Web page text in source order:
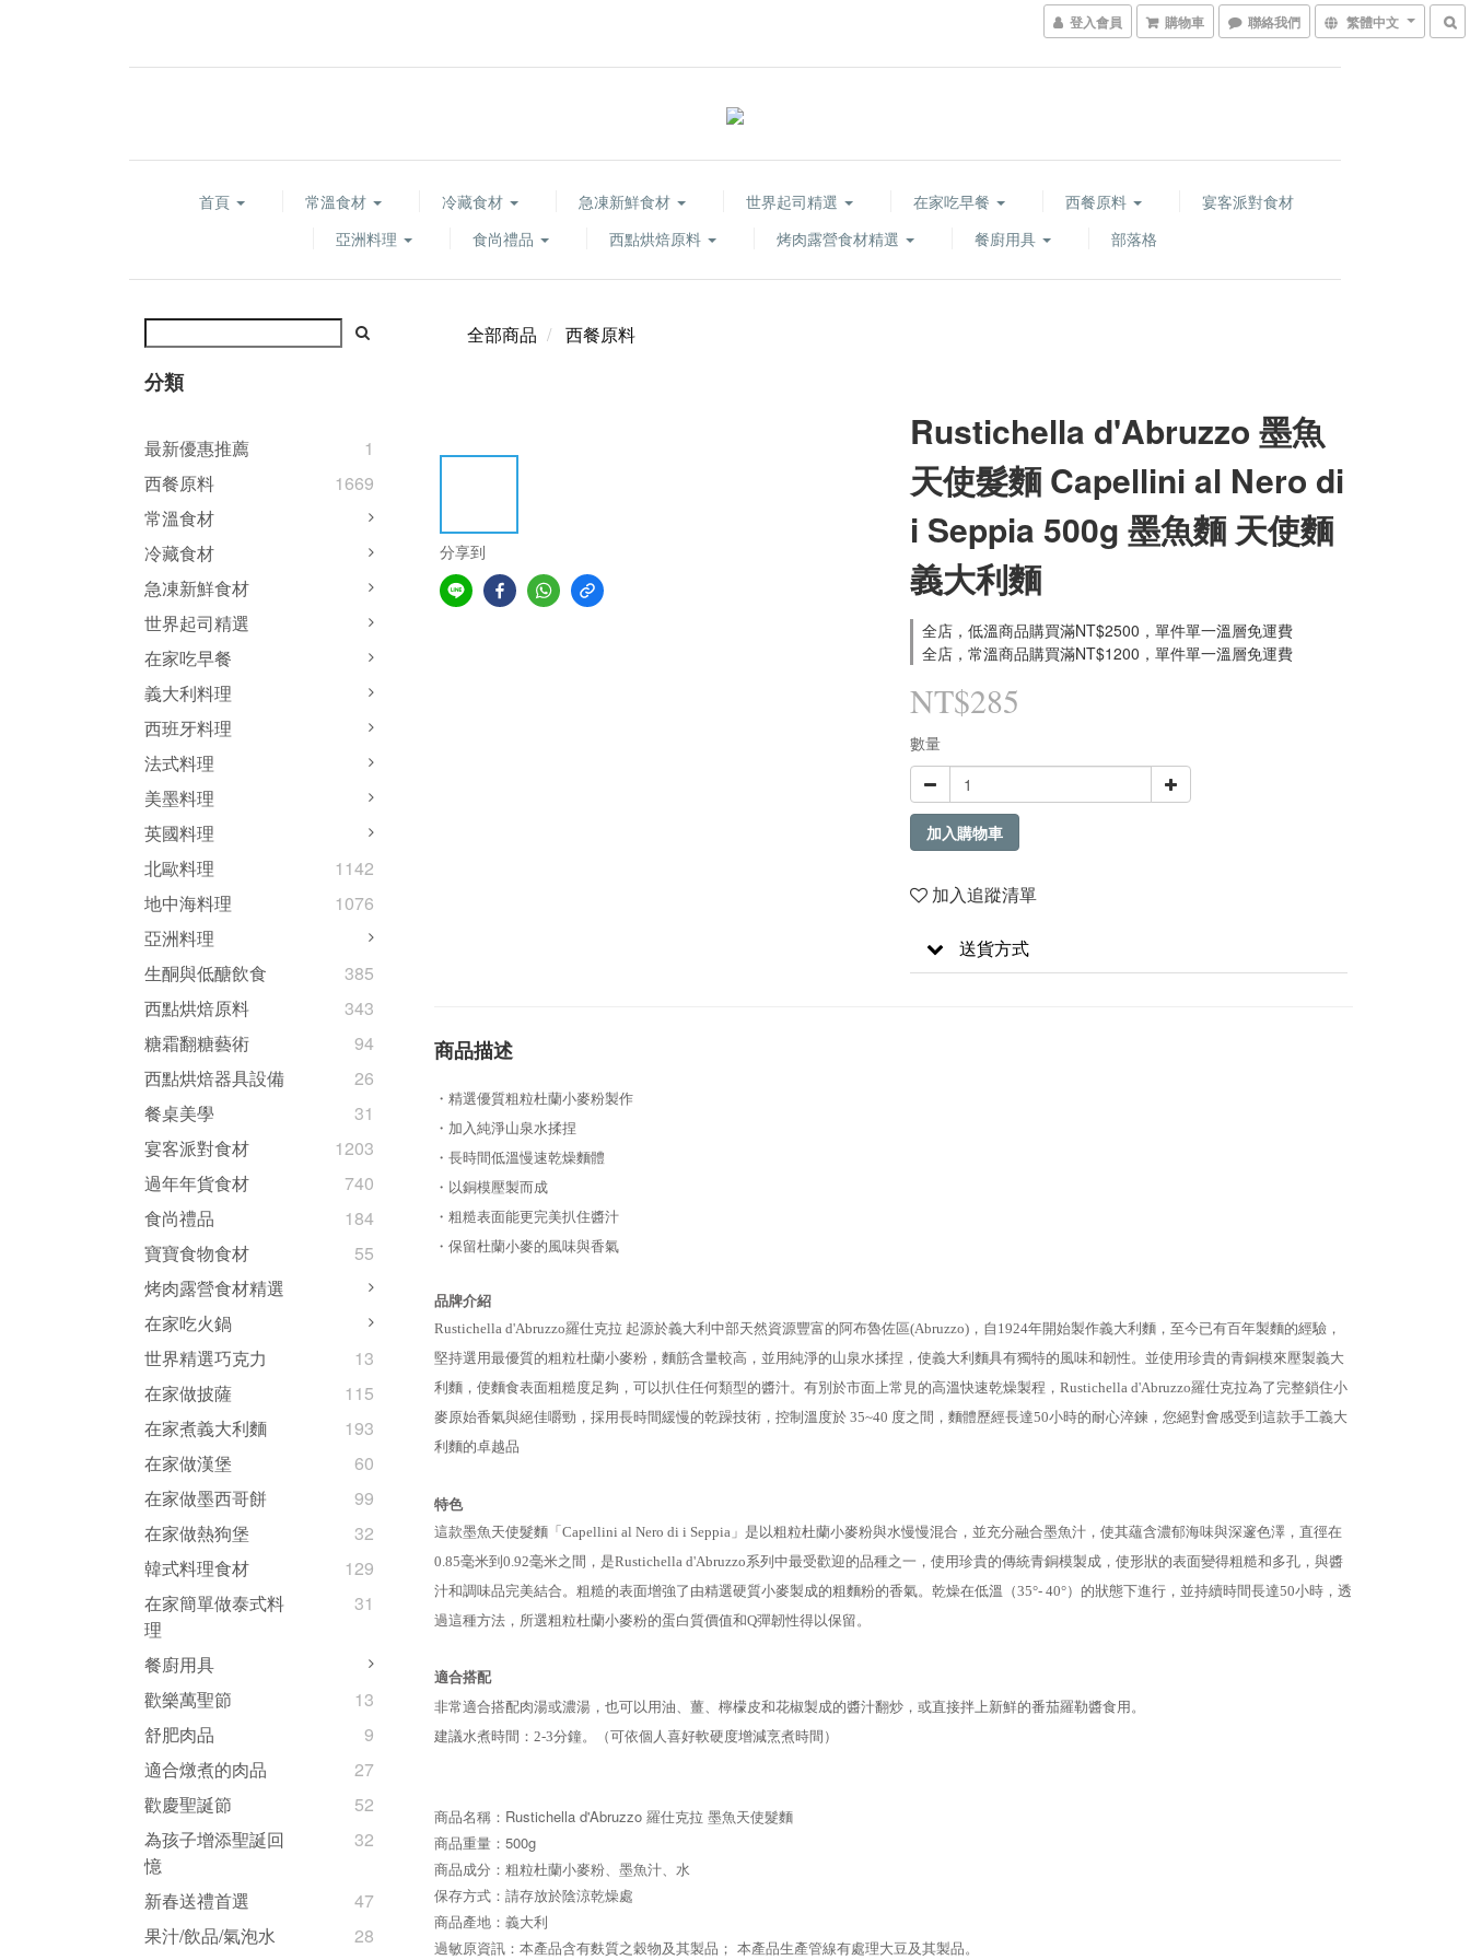
登入會員 購物車 聯絡我們 繁體中文
首頁 常溫食材 冷藏食材 急凍新鮮食材 世界起司精選 在家吃早餐 西餐原料
宴客派對食材
亞洲料理
食尚禮品 西點烘焙原料 烤肉露營食材精選 餐廚用具 部落格
分類
最新優惠推薦
1
西餐原料
1669
常溫食材
冷藏食材
急凍新鮮食材
世界起司精選
在家吃早餐
義大利料理
西班牙料理
法式料理
美墨料理
英國料理
北歐料理
1142
地中海料理
1076
亞洲料理
生酮與低醣飲食
385
西點烘焙原料
343
糖霜翻糖藝術
94
西點烘焙器具設備
26
餐桌美學
31
宴客派對食材
1203
過年年貨食材
740
食尚禮品
184
寶寶食物食材
55
烤肉露營食材精選
在家吃火鍋
世界精選巧克力
13
在家做披薩
115
在家煮義大利麵
193
在家做漢堡
60
在家做墨西哥餅
99
在家做熱狗堡
32
韓式料理食材
129
在家簡單做泰式料
理
31
餐廚用具
歡樂萬聖節
13
舒肥肉品
9
適合燉煮的肉品
27
歡慶聖誕節
52
為孩子增添聖誕回
憶
32
新春送禮首選
47
果汁/飲品/氣泡水
28
全部商品 西餐原料
分享到
Rustichella d'Abruzzo 墨魚
天使髮麵 Capellini al Nero di
i Seppia 500g 墨魚麵 天使麵
義大利麵
全店，低溫商品購買滿NT$2500，單件單一溫層免運費
全店，常溫商品購買滿NT$1200，單件單一溫層免運費
NT$285
數量
加入購物車
加入追蹤清單
送貨方式
商品描述
・精選優質粗粒杜蘭小麥粉製作
・ 加入純淨山泉水揉捏
・ 長時間低溫慢速乾燥麵體
・ 以銅模壓製而成
・ 粗糙表面能更完美扒住醬汁
・ 保留杜蘭小麥的風味與香氣
品牌介紹
Rustichella d'Abruzzo羅仕克拉 起源於義大利中部天然資源豐富的阿布魯佐區(Abruzzo)，自1924年開始製作義大利麵，至今已有百年製麵的經驗，
堅持選用最優質的粗粒杜蘭小麥粉，麵筋含量較高，並用純淨的山泉水揉捏，使義大利麵具有獨特的風味和韌性。並使用珍貴的青銅模來壓製義大
利麵，使麵食表面粗糙度足夠，可以扒住任何類型的醬汁。 有別於市面上常見的高溫快速乾燥製程，Rustichella d'Abruzzo羅仕克拉為了完整鎖住小
麥原始香氣與絕佳嚼勁，採用長時間緩慢的乾躁技術，控制溫度於 35~40 度之間，麵體歷經長達50小時的耐心淬鍊，您絕對會感受到這款手工義大
利麵的卓越品
特色
這款墨魚天使髮麵「Capellini al Nero di i Seppia」是以粗粒杜蘭小麥粉與水慢慢混合，並充分融合墨魚汁，使其蘊含濃郁海味與深邃色澤，直徑在
0.85毫米到0.92毫米之間，是Rustichella d'Abruzzo系列中最受歡迎的品種之一，使用珍貴的傳統青銅模製成，使形狀的表面變得粗糙和多孔，與醬
汁和調味品完美結合。粗糙的表面增強了由精選硬質小麥製成的粗麵粉的香氣。乾燥在低溫（35°- 40°）的狀態下進行，並持續時間長達50小時，透
過這種方法，所選粗粒杜蘭小麥粉的蛋白質價值和Q彈韌性得以保留。
適合搭配
非常適合搭配肉湯或濃湯，也可以用油、薑、檸檬皮和花椒製成的醬汁翻炒，或直接拌上新鮮的番茄羅勒醬食用。
建議水煮時間：2-3分鐘。（可依個人喜好軟硬度增減烹煮時間）
商品名稱：Rustichella d'Abruzzo 羅仕克拉 墨魚天使髮麵
商品重量：500g
商品成分：粗粒杜蘭小麥粉、墨魚汁、水
保存方式：請存放於陰涼乾燥處
商品產地：義大利
過敏原資訊：本產品含有麩質之穀物及其製品； 本產品生產管線有處理大豆及其製品。